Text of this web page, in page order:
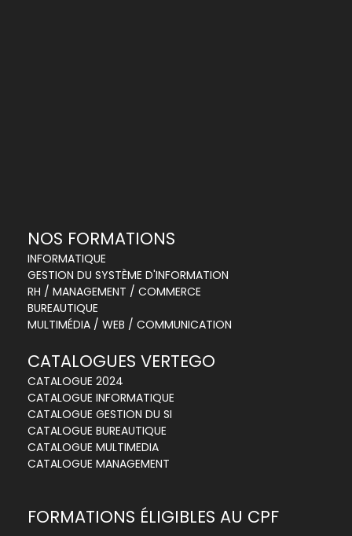
NOS FORMATIONS
INFORMATIQUE
GESTION DU SYSTÈME D'INFORMATION
RH / MANAGEMENT / COMMERCE
BUREAUTIQUE
MULTIMÉDIA / WEB / COMMUNICATION
CATALOGUES VERTEGO
CATALOGUE 2024
CATALOGUE INFORMATIQUE
CATALOGUE GESTION DU SI
CATALOGUE BUREAUTIQUE
CATALOGUE MULTIMEDIA
CATALOGUE MANAGEMENT
FORMATIONS ÉLIGIBLES AU CPF